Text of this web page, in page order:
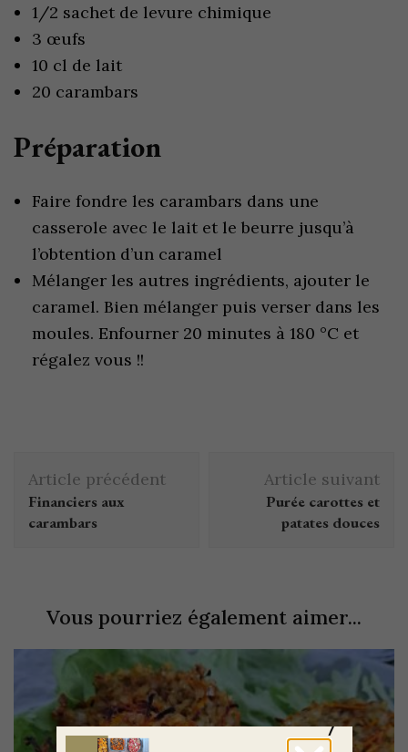
1/2 sachet de levure chimique
3 œufs
10 cl de lait
20 carambars
Préparation
Faire fondre les carambars dans une
casserole avec le lait et le beurre jusqu’à
l’obtention d’un caramel
Mélanger les autres ingrédients, ajouter le
caramel. Bien mélanger puis verser dans les
moules. Enfourner 20 minutes à 180 °C et
régalez vous !!
Article précédent
Financiers aux
carambars
Article suivant
Purée carottes et
patates douces
Vous pourriez également aimer...